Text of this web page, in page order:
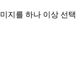
지를 하나 이상 선택